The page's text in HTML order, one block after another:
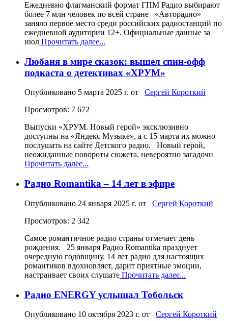
Ежедневно флагманский формат ГПМ Радио выбирают
более 7 млн человек по всей стране «Авторадио»
заняло первое место среди российских радиостанций по
ежедневной аудитории 12+. Официальные данные за
июл Прочитать далее...
Любаня в мире сказок: вышел спин-офф
подкаста о детективах «ХРУМ»
Опубликовано 5 марта 2025 г. от Сергей Короткий
Просмотров: 7 672
Выпуски «ХРУМ. Новый герой» эксклюзивно
доступны на «Яндекс Музыке», а с 15 марта их можно
послушать на сайте Детского радио. Новый герой,
неожиданные повороты сюжета, невероятно загадочн
Прочитать далее...
Радио Romantika – 14 лет в эфире
Опубликовано 24 января 2025 г. от Сергей Короткий
Просмотров: 2 342
Самое романтичное радио страны отмечает день
рождения. 25 января Радио Romantika празднует
очередную годовщину. 14 лет радио для настоящих
романтиков вдохновляет, дарит приятные эмоции,
настраивает своих слушате Прочитать далее...
Радио ENERGY услышал Тобольск
Опубликовано 10 октября 2023 г. от Сергей Короткий